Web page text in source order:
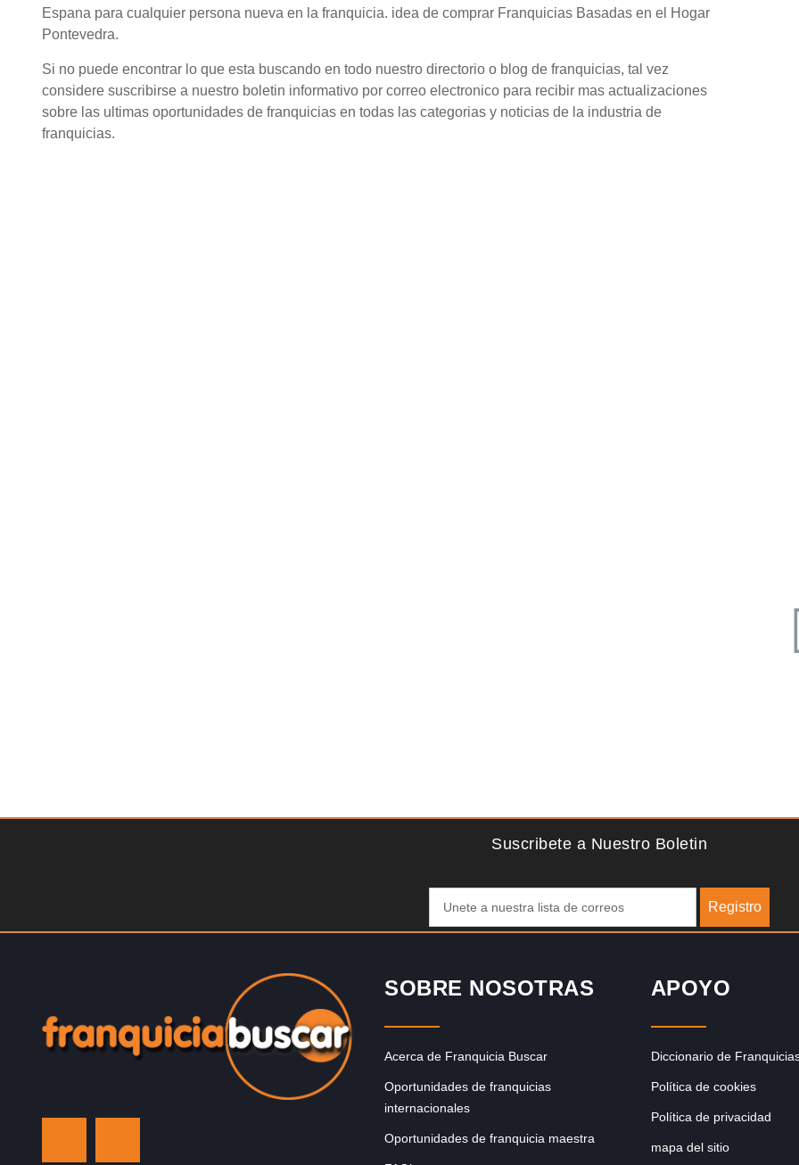
Espana para cualquier persona nueva en la franquicia. idea de comprar Franquicias Basadas en el Hogar
Pontevedra.
Si no puede encontrar lo que esta buscando en todo nuestro directorio o blog de franquicias, tal vez
considere suscribirse a nuestro boletin informativo por correo electronico para recibir mas actualizaciones
sobre las ultimas oportunidades de franquicias en todas las categorias y noticias de la industria de
franquicias.
esterlinas, la…
franquicia ateniense y benefíciese de…
Suscribete a Nuestro Boletin
Registro
SOBRE NOSOTRAS
Acerca de Franquicia Buscar
Oportunidades de franquicias
internacionales
Oportunidades de franquicia maestra
APOYO
Diccionario de
Política de cookies
Política de privacidad
mapa del sitio